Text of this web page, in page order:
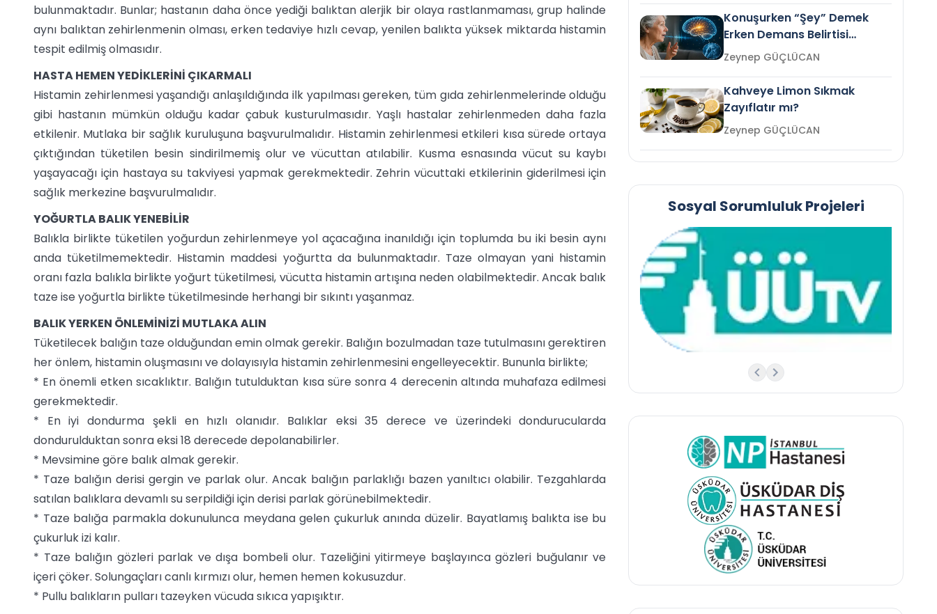
bulunmaktadır. Bunlar; hastanın daha önce yediği balıktan alerjik bir olaya rastlanmaması, grup halinde
aynı balıktan zehirlenmenin olması, erken tedaviye hızlı cevap, yenilen balıkta yüksek miktarda histamin
tespit edilmiş olmasıdır.
HASTA HEMEN YEDİKLERİNİ ÇIKARMALI
Histamin zehirlenmesi yaşandığı anlaşıldığında ilk yapılması gereken, tüm gıda zehirlenmelerinde olduğu
gibi hastanın mümkün olduğu kadar çabuk kusturulmasıdır. Yaşlı hastalar zehirlenmeden daha fazla
etkilenir. Mutlaka bir sağlık kuruluşuna başvurulmalıdır. Histamin zehirlenmesi etkileri kısa sürede ortaya
çıktığından tüketilen besin sindirilmemiş olur ve vücuttan atılabilir. Kusma esnasında vücut su kaybı
yaşayacağı için hastaya su takviyesi yapmak gerekmektedir. Zehrin vücuttaki etkilerinin giderilmesi için
sağlık merkezine başvurulmalıdır.
YOĞURTLA BALIK YENEBİLİR
Balıkla birlikte tüketilen yoğurdun zehirlenmeye yol açacağına inanıldığı için toplumda bu iki besin aynı
anda tüketilmemektedir. Histamin maddesi yoğurtta da bulunmaktadır. Taze olmayan yani histamin
oranı fazla balıkla birlikte yoğurt tüketilmesi, vücutta histamin artışına neden olabilmektedir. Ancak balık
taze ise yoğurtla birlikte tüketilmesinde herhangi bir sıkıntı yaşanmaz.
BALIK YERKEN ÖNLEMİNİZİ MUTLAKA ALIN
Tüketilecek balığın taze olduğundan emin olmak gerekir. Balığın bozulmadan taze tutulmasını gerektiren
her önlem, histamin oluşmasını ve dolayısıyla histamin zehirlenmesini engelleyecektir. Bununla birlikte;
* En önemli etken sıcaklıktır. Balığın tutulduktan kısa süre sonra 4 derecenin altında muhafaza edilmesi
gerekmektedir.
* En iyi dondurma şekli en hızlı olanıdır. Balıklar eksi 35 derece ve üzerindeki dondurucularda
dondurulduktan sonra eksi 18 derecede depolanabilirler.
* Mevsimine göre balık almak gerekir.
* Taze balığın derisi gergin ve parlak olur. Ancak balığın parlaklığı bazen yanıltıcı olabilir. Tezgahlarda
satılan balıklara devamlı su serpildiği için derisi parlak görünebilmektedir.
* Taze balığa parmakla dokunulunca meydana gelen çukurluk anında düzelir. Bayatlamış balıkta ise bu
çukurluk izi kalır.
* Taze balığın gözleri parlak ve dışa bombeli olur. Tazeliğini yitirmeye başlayınca gözleri buğulanır ve
içeri çöker. Solungaçları canlı kırmızı olur, hemen hemen kokusuzdur.
* Pullu balıkların pulları tazeyken vücuda sıkıca yapışıktır.
Konuşurken “Şey” Demek
Erken Demans Belirtisi
Olabilir mi?Zeynep GÜÇLÜCAN
Kahveye Limon Sıkmak
Zayıflatır mı?
Zeynep GÜÇLÜCAN
Sosyal Sorumluluk Projeleri